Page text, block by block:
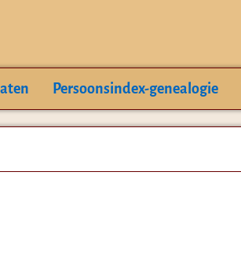
Persoonsindex-genealogie